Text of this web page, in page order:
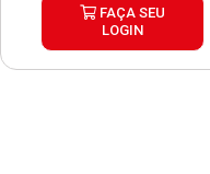
FAÇA SEU
LOGIN